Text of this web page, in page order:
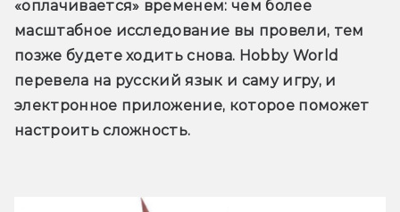
«оплачивается» временем: чем более
масштабное исследование вы провели, тем
позже будете ходить снова. Hobby World
перевела на русский язык и саму игру, и
электронное приложение, которое поможет
настроить сложность.